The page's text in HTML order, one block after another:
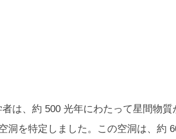
者は、約 500 光年にわたって星間物
洞を特定しました。この空洞は、約